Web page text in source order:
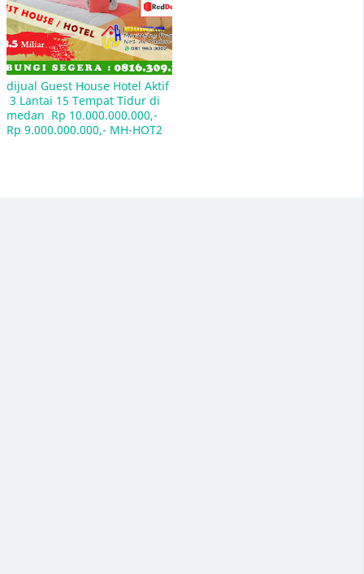
Jln. Andalas Sumatera Utara - Kec. Medan Kota -
MEDAN Kode Pos nya Adalah 20212
dijual Guest House Hotel Aktif
3 Lantai 15 Tempat Tidur di
medan  Rp 10.000.000.000,-
Rp 9.000.000.000,- MH-HOT2